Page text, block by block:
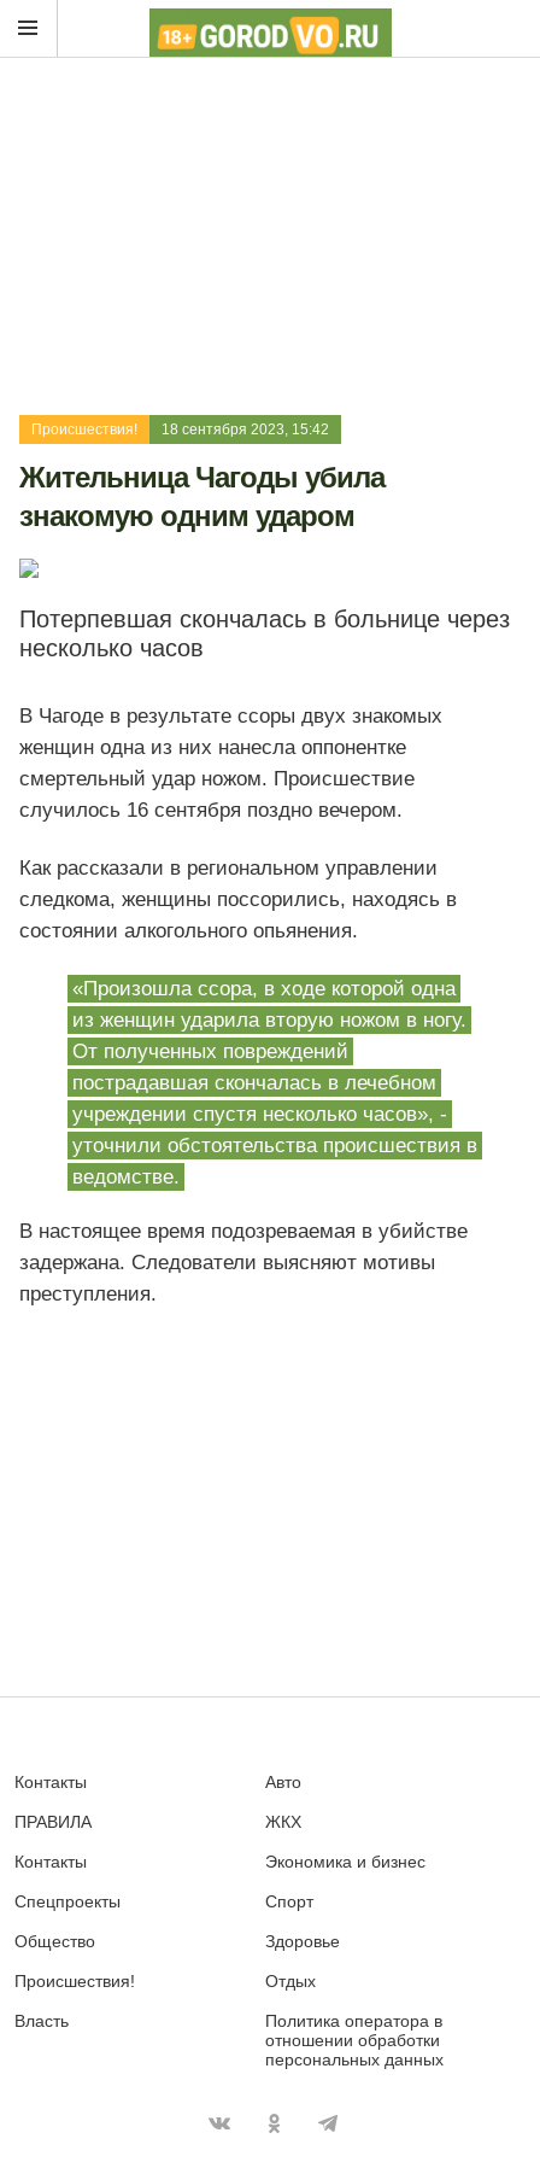
Происшествия! 18 сентября 2023, 15:42
Жительница Чагоды убила
знакомую одним ударом
Потерпевшая скончалась в больнице через
несколько часов
В Чагоде в результате ссоры двух знакомых
женщин одна из них нанесла оппонентке
смертельный удар ножом. Происшествие
случилось 16 сентября поздно вечером.
Как рассказали в региональном управлении
следкома, женщины поссорились, находясь в
состоянии алкогольного опьянения.
«Произошла ссора, в ходе которой одна
из женщин ударила вторую ножом в ногу.
От полученных повреждений
пострадавшая скончалась в лечебном
учреждении спустя несколько часов», -
уточнили обстоятельства происшествия в
ведомстве.
В настоящее время подозреваемая в убийстве
задержана. Следователи выясняют мотивы
преступления.
Контакты
ПРАВИЛА
Контакты
Спецпроекты
Общество
Происшествия!
Власть
Авто
ЖКХ
Экономика и бизнес
Спорт
Здоровье
Отдых
Политика оператора в
отношении обработки
персональных данных